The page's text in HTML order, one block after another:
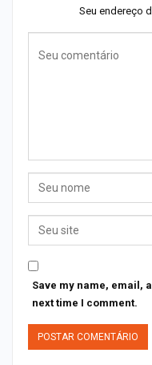
Seu endereço
Save my name, email,
next time I comment.